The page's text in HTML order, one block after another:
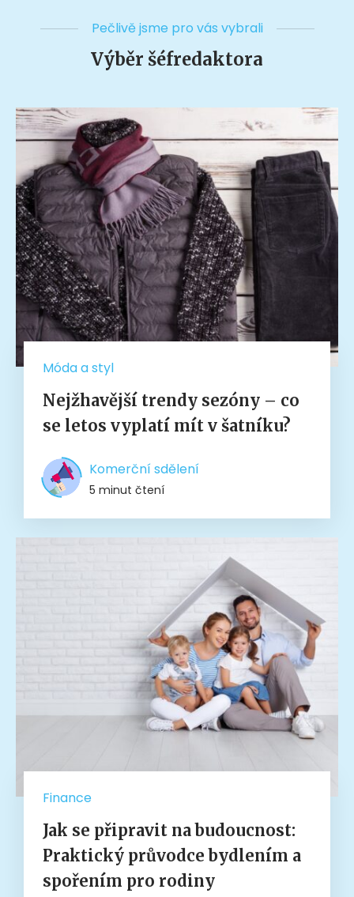
Pečlivě jsme pro vás vybrali
Výběr šéfredaktora
Móda a styl
Nejžhavější trendy sezóny – co
se letos vyplatí mít v šatníku?
Komerční sdělení
5 minut čtení
Finance
Jak se připravit na budoucnost:
Praktický průvodce bydlením a
spořením pro rodiny